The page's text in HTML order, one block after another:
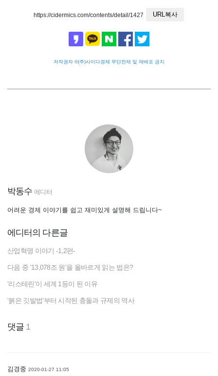
https://cidermics.com/contents/detail/1427 URL복사
저작권자 ©(주)사이다경제 무단전재 및 재배포 금지
박동수 에디터
어려운 경제 이야기를 쉽고 재미있게 설명해 드립니다~
에디터의 다른글
산업혁명 이야기 -1,2편-
다음 중 '13,078조 원'을 올바르게 읽는 법은?
'리스테린'이 세계 1등이 된 이유
'붉은 깃발법'부터 시작된 충돌과 규제의 역사
댓글 1
김경중 2020-01-27 11:05